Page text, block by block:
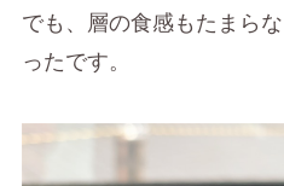
でも、層の食感もたまら
ったです。